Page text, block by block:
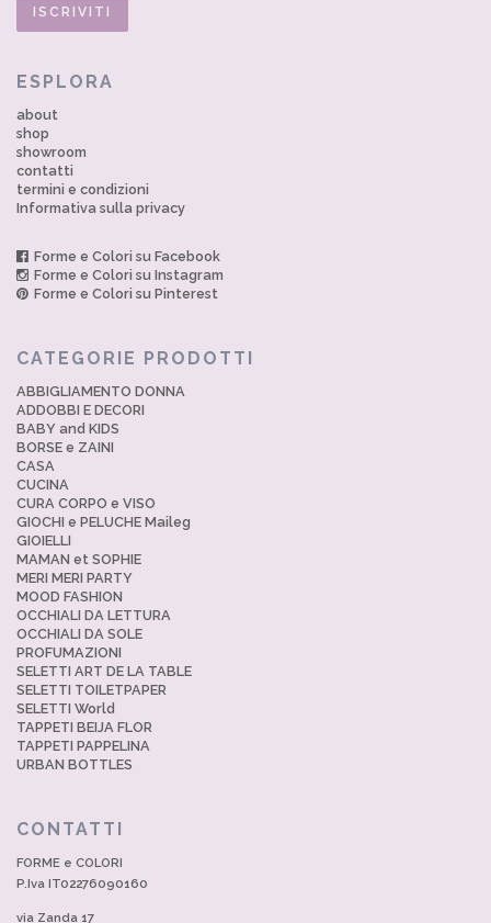
ESPLORA
about
shop
showroom
contatti
termini e condizioni
Informativa sulla privacy
Forme e Colori su Facebook
Forme e Colori su Instagram
Forme e Colori su Pinterest
CATEGORIE PRODOTTI
ABBIGLIAMENTO DONNA
ADDOBBI E DECORI
BABY and KIDS
BORSE e ZAINI
CASA
CUCINA
CURA CORPO e VISO
GIOCHI e PELUCHE Maileg
GIOIELLI
MAMAN et SOPHIE
MERI MERI PARTY
MOOD FASHION
OCCHIALI DA LETTURA
OCCHIALI DA SOLE
PROFUMAZIONI
SELETTI ART DE LA TABLE
SELETTI TOILETPAPER
SELETTI World
TAPPETI BEIJA FLOR
TAPPETI PAPPELINA
URBAN BOTTLES
CONTATTI
FORME e COLORI
P.Iva IT02276090160
via Zanda 17